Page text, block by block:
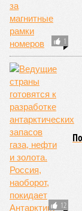
1
12